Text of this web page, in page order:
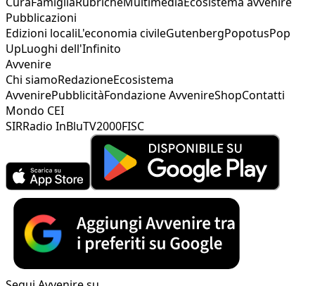
Pubblicazioni
Edizioni localiL'economia civileGutenbergPopotusPop
UpLuoghi dell'Infinito
Avvenire
Chi siamoRedazioneEcosistema
AvvenirePubblicitàFondazione AvvenireShopContatti
Mondo CEI
SIRRadio InBluTV2000FISC